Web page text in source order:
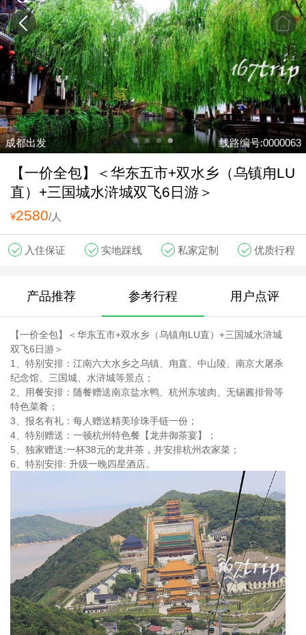
成都出发 线路编号:0000063
【一价全包】＜华东五市+双水乡（乌镇甪LU
直）+三国城水浒城双飞6日游＞
¥2580/人
入住保证 实地踩线 私家定制 优质行程
产品推荐 参考行程 用户点评
【一价全包】＜华东五市+双水乡（乌镇甪LU直）+三国城水浒城
双飞6日游＞
1、特别安排：江南六大水乡之乌镇、甪直、中山陵、南京大屠杀
纪念馆、三国城、水浒城等景点；
2、用餐安排：随餐赠送南京盐水鸭、杭州东坡肉、无锡酱排骨等
特色菜肴；
3、报名有礼：每人赠送精美珍珠手链一份；
4、特别赠送：一顿杭州特色餐【龙井御茶宴】；
5、独家赠送:一杯38元的龙井茶，并安排杭州农家菜；
6、特别安排: 升级一晚四星酒店。